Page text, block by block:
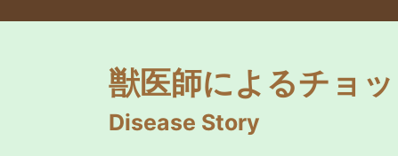
獣医師によるチョ
Disease Story